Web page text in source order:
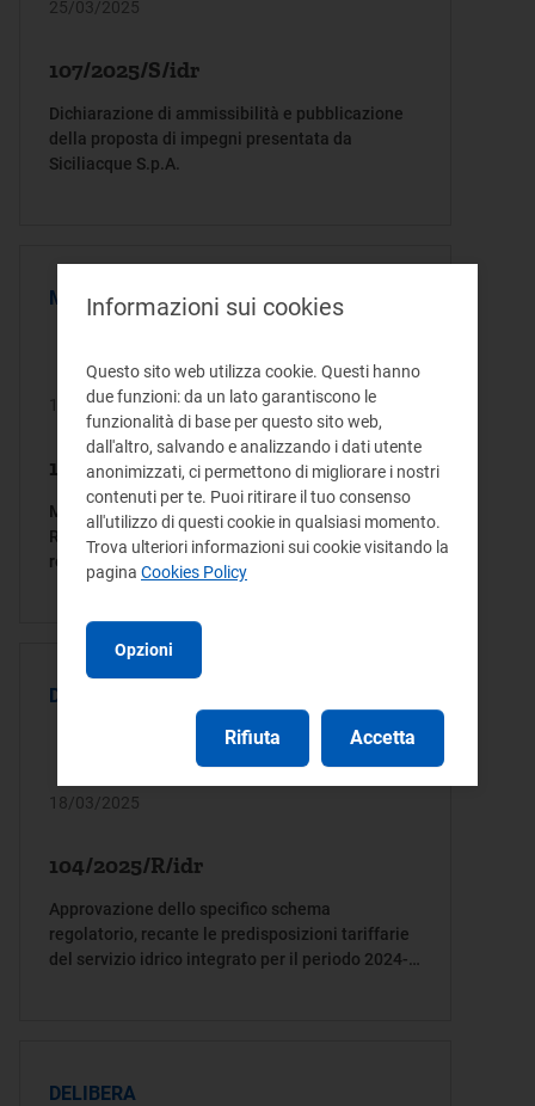
25/03/2025
107/2025/S/idr
Dichiarazione di ammissibilità e pubblicazione
della proposta di impegni presentata da
Siciliacque S.p.A.
MEMORIA
18/03/2025
105/2025/I/idr
Memoria dell’Autorità di Regolazione per Energia
Reti e Ambiente in merito alle proposte di legge
recanti “Modifica all’articolo 147 del decreto
legislativo 3 aprile 2006, n. 152, in materia di
del decreto legislativo 3 aprile 2006, n. 152, e
altre disposizioni in materia di gestione
autonoma del servizio idrico integrato” (AC 1133)
DELIBERA
18/03/2025
104/2025/R/idr
Approvazione dello specifico schema
regolatorio, recante le predisposizioni tariffarie
del servizio idrico integrato per il periodo 2024-
DELIBERA
Informazioni sui cookies
Questo sito web utilizza cookie. Questi hanno
due funzioni: da un lato garantiscono le
funzionalità di base per questo sito web,
dall'altro, salvando e analizzando i dati utente
anonimizzati, ci permettono di migliorare i nostri
contenuti per te. Puoi ritirare il tuo consenso
all'utilizzo di questi cookie in qualsiasi momento.
Trova ulteriori informazioni sui cookie visitando la
pagina Cookies Policy
Opzioni
Rifiuta Accetta